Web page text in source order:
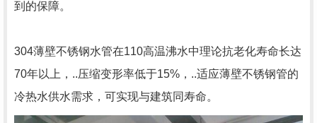
到的保障。
304薄壁不锈钢水管在110高温沸水中理论抗老化寿命长达
70年以上，..压缩变形率低于15%，..适应薄壁不锈钢管的
冷热水供水需求，可实现与建筑同寿命。